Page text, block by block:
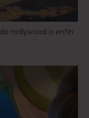
Hollywood a enfin